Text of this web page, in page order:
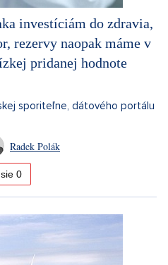
investíciám do zdravia,
rezervy naopak máme v
pridanej hodnote
sporiteľne, dátového portálu
Radek Polák
0